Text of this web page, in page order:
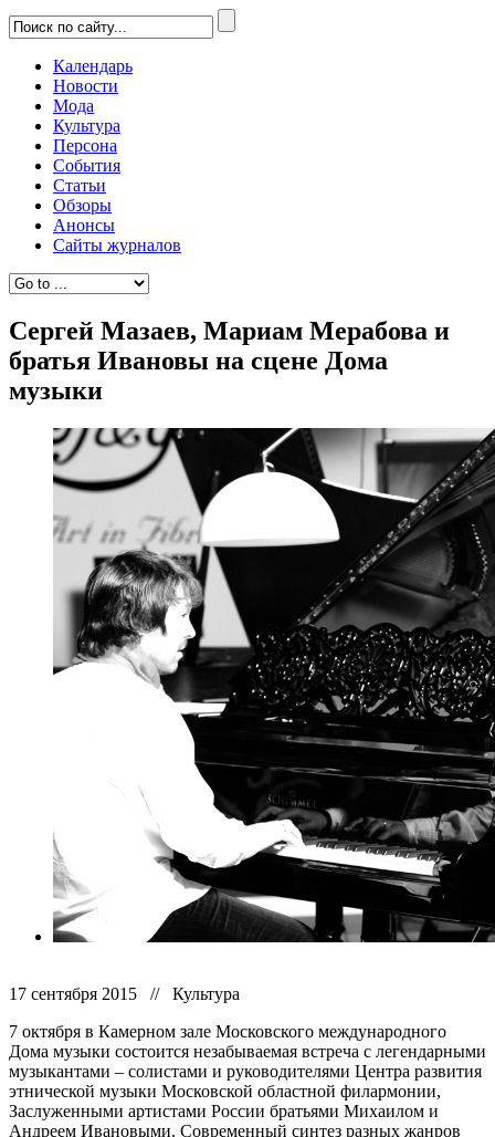
Календарь
Новости
Мода
Культура
Персона
События
Статьи
Обзоры
Анонсы
Сайты журналов
Сергей Мазаев, Мариам Мерабова и
братья Ивановы на сцене Дома
музыки
17 сентября 2015 // Культура
7 октября в Камерном зале Московского международного
Дома музыки состоится незабываемая встреча с легендарными
музыкантами – солистами и руководителями Центра развития
этнической музыки Московской областной филармонии,
Заслуженными артистами России братьями Михаилом и
Андреем Ивановыми. Современный синтез разных жанров